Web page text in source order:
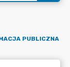
PUBLICZNA